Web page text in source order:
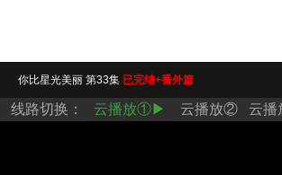
你比星光美丽 第33集 已完结+番外篇